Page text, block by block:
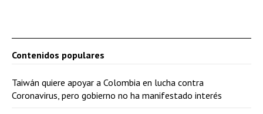
Contenidos populares
Taiwán quiere apoyar a Colombia en lucha contra
Coronavirus, pero gobierno no ha manifestado interés